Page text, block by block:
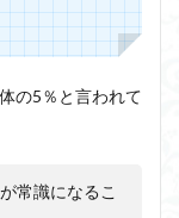
の5％と言われて
常識になるこ